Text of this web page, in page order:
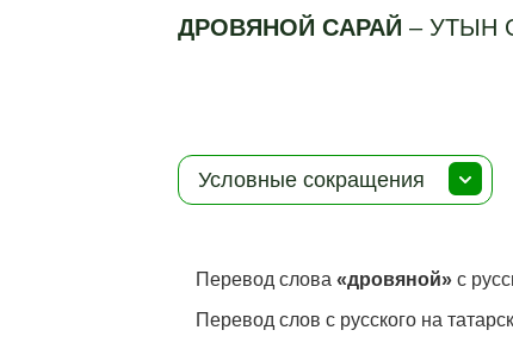
ДРОВЯНОЙ САРАЙ–УТЫН
Условные сокращения
Перевод слова«дровяной» с
Перевод слов с русского на